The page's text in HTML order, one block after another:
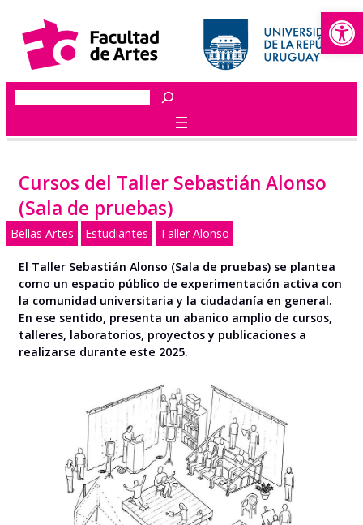
contenido
Buscar
Cursos del Taller Sebastián Alonso
(Sala de pruebas)
Bellas Artes Estudiantes Taller Alonso
El Taller Sebastián Alonso (Sala de pruebas) se plantea
como un espacio público de experimentación activa con
la comunidad universitaria y la ciudadanía en general.
En ese sentido, presenta un abanico amplio de cursos,
talleres, laboratorios, proyectos y publicaciones a
realizarse durante este 2025.